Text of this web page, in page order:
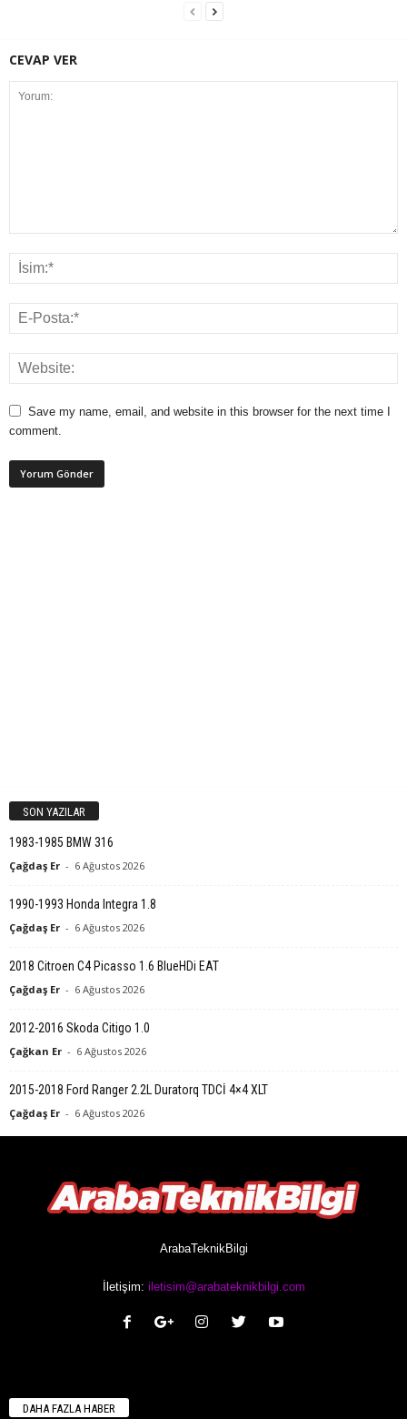
CEVAP VER
Save my name, email, and website in this browser for the next time I
comment.
SON YAZILAR
1983-1985 BMW 316
Çağdaş Er - 6 Ağustos 2026
1990-1993 Honda Integra 1.8
Çağdaş Er - 6 Ağustos 2026
2018 Citroen C4 Picasso 1.6 BlueHDi EAT
Çağdaş Er - 6 Ağustos 2026
2012-2016 Skoda Citigo 1.0
Çağkan Er - 6 Ağustos 2026
2015-2018 Ford Ranger 2.2L Duratorq TDCİ 4×4 XLT
Çağdaş Er - 6 Ağustos 2026
ArabaTeknikBilgi
İletişim: iletisim@arabateknikbilgi.com
DAHA FAZLA HABER